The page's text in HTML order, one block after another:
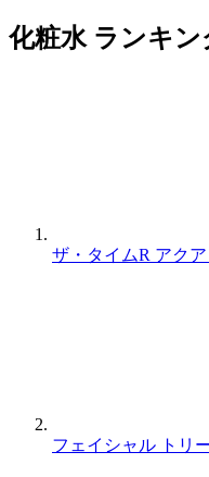
化粧水 ランキン
ザ・タイムR アクア
フェイシャル トリ